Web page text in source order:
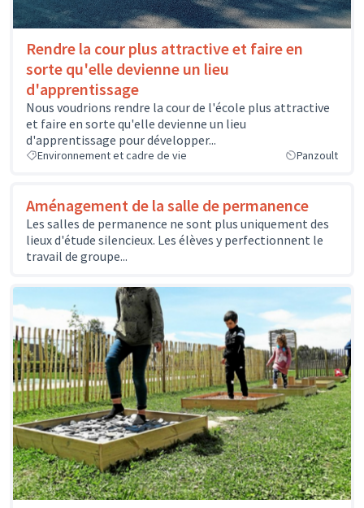
Rendre la cour plus attractive et faire en
sorte qu'elle devienne un lieu
d'apprentissage
Nous voudrions rendre la cour de l'école plus attractive
et faire en sorte qu'elle devienne un lieu
d'apprentissage pour développer...
Environnement et cadre de vie Panzoult
Aménagement de la salle de permanence
Les salles de permanence ne sont plus uniquement des
lieux d'étude silencieux. Les élèves y perfectionnent le
travail de groupe...